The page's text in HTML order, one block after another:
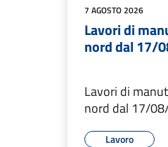
7 AGOSTO 2026
Lavori di
nord dal 17/
Lavori di
nord dal 17/
Lavoro